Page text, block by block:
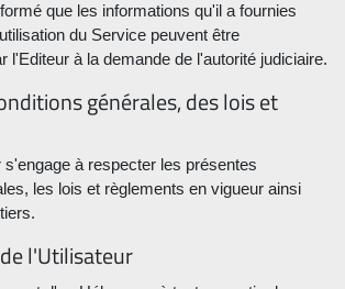
que les informations qu'il a fournies
du Service peuvent être
l'Editeur à la demande de l'autorité judiciaire.
générales, des lois et
s'engage à respecter les présentes
les lois et règlements en vigueur ainsi
l'Utilisateur